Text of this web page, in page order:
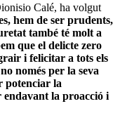
Calé, ha volgut
hem de ser prudents,
també té molt a
que el delicte zero
i felicitar a tots els
només per la seva
potenciar la
endavant la proacció i